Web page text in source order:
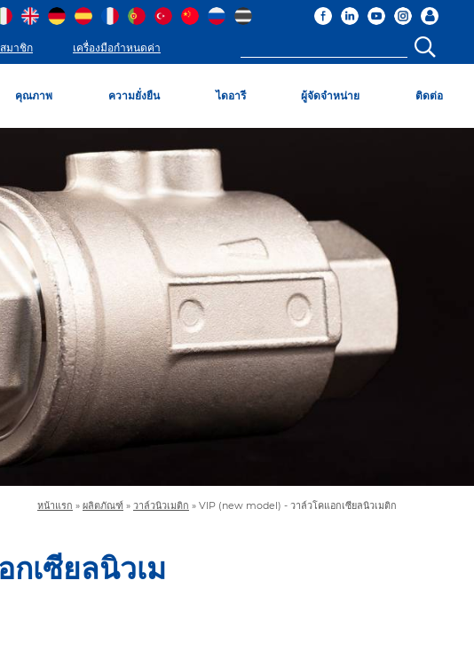
มาชิก เครื่องมือกำหนดค่า
คุณภาพ ความยั่งยืน ไดอารี ผู้จัดจำหน่าย ติดต่อ
หน้าแรก » ผลิตภัณฑ์ » วาล์วนิวเมติก » VIP (new model) - วาล์วโคแอกเซียลนิวเมติก
เซียลนิวเม